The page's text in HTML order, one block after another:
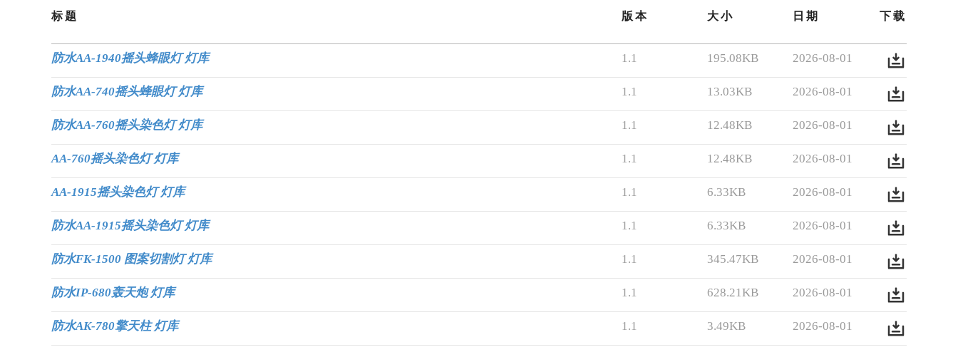
标题 版本 大小 日期 下载
防水AA-1940摇头蜂眼灯 灯库 1.1 195.08KB 2026-08-01
防水AA-740摇头蜂眼灯 灯库 1.1 13.03KB 2026-08-01
防水AA-760摇头染色灯 灯库 1.1 12.48KB 2026-08-01
AA-760摇头染色灯 灯库 1.1 12.48KB 2026-08-01
AA-1915摇头染色灯 灯库 1.1 6.33KB 2026-08-01
防水AA-1915摇头染色灯 灯库 1.1 6.33KB 2026-08-01
防水FK-1500 图案切割灯 灯库 1.1 345.47KB 2026-08-01
防水IP-680轰天炮 灯库 1.1 628.21KB 2026-08-01
防水AK-780擎天柱 灯库 1.1 3.49KB 2026-08-01